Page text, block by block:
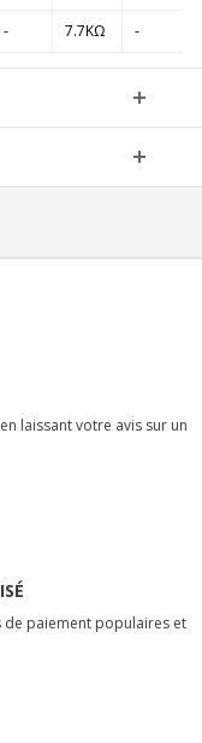
- 7.7KΩ -
laissant votre avis sur un
paiement populaires et